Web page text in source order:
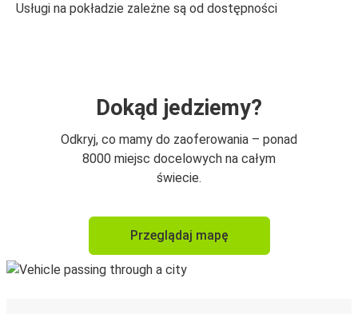
Usługi na pokładzie zależne są od dostępności
Dokąd jedziemy?
Odkryj, co mamy do zaoferowania – ponad
8000 miejsc docelowych na całym
świecie.
Przeglądaj mapę